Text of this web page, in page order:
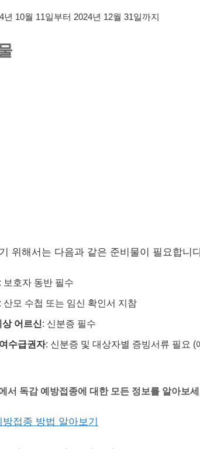
년 10월 11일부터 2024년 12월 31일까지
위해서는 다음과 같은 준비물이 필요합니
: 보호자 동반 필수
: 산모 수첩 또는 임신 확인서 지참
어르신: 신분증 필수
수급권자: 신분증 및 대상자별 증빙서류 필요
서 독감 예방접종에 대한 모든 정보를 알아보
접종 방법 알아보기